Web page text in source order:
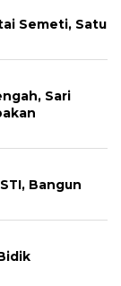
Semeti, Satu
Sari
Bangun